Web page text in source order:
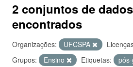
2 conjuntos de dados
encontrados
Organizações: UFCSPA
Grupos:
Ensino Etiquetas: